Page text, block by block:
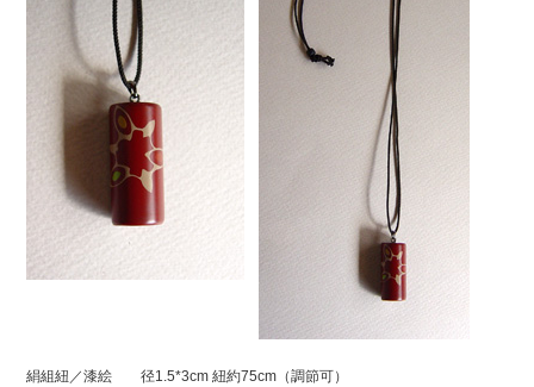
絹組紐／漆絵 径1.5*3cm 紐約75cm（調節可）